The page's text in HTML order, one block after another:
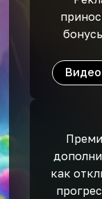
Видео
как